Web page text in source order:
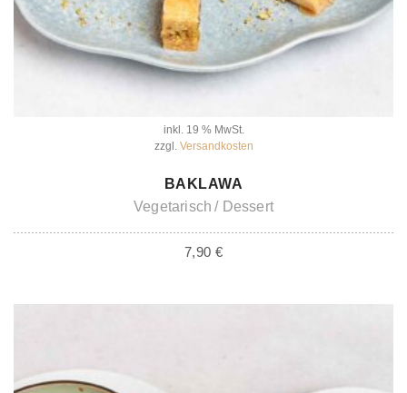
inkl. 19 % MwSt.
zzgl. Versandkosten
IN DEN WARENKORB
BAKLAWA
Vegetarisch
Dessert
7,90 €